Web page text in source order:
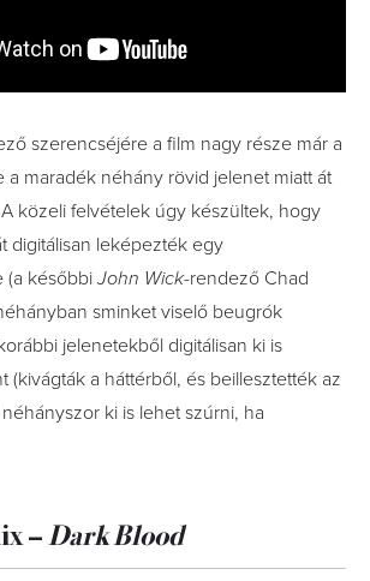
szerencséjére a film nagy része már a
a maradék néhány rövid jelenet miatt át
közeli felvételek úgy készültek, hogy
digitálisan leképezték egy
(a későbbiJohn Wick-rendező Chad
sminket viselő beugrók
jelenetekből digitálisan ki is
(kivágták a háttérből, és beillesztették az
ki is lehet szúrni, ha
– Dark Blood